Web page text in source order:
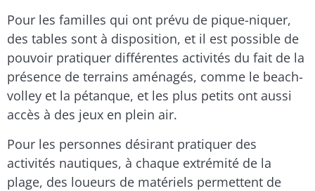
Pour les familles qui ont prévu de pique-niquer,
des tables sont à disposition, et il est possible de
pouvoir pratiquer différentes activités du fait de la
présence de terrains aménagés, comme le beach-
volley et la pétanque, et les plus petits ont aussi
accès à des jeux en plein air.
Pour les personnes désirant pratiquer des
activités nautiques, à chaque extrémité de la
plage, des loueurs de matériels permettent de